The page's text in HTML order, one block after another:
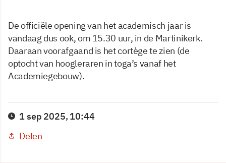
De officiële opening van het academisch jaar is
vandaag dus ook, om 15.30 uur, in de Martinikerk.
Daaraan voorafgaand is het cortège te zien (de
optocht van hoogleraren in toga’s vanaf het
Academiegebouw).
1 sep 2025, 10:44
Delen